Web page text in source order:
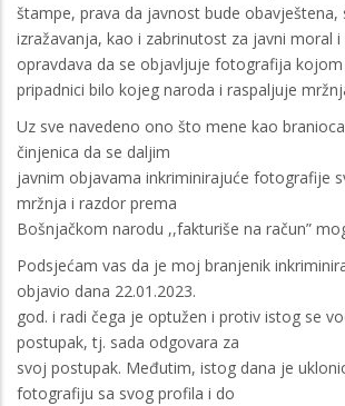
štampe, prava da javnost bude obavještena,
izražavanja, kao i zabrinutost za javni moral
opravdava da se objavljuje fotografija
pripadnici bilo kojeg naroda i raspaljuje
Uz sve navedeno ono što mene kao
činjenica da se daljim
javnim objavama inkriminirajuće fotografije
mržnja i razdor prema
Bošnjačkom narodu ,,fakturiše na račun”
Podsjećam vas da je moj branjenik
objavio dana 22.01.2023.
god. i radi čega je optužen i protiv istog se
postupak, tj. sada odgovara za
svoj postupak. Međutim, istog dana je
fotografiju sa svog profila i do